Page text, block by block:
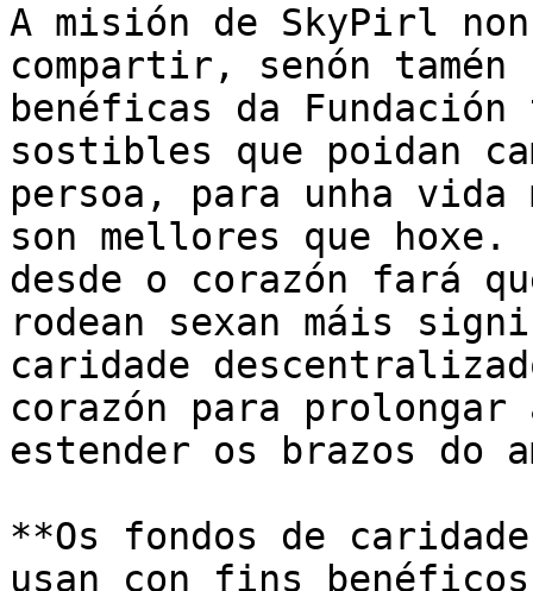
A misión de SkyPirl
compartir, senón
benéficas da
sostibles que poidan
persoa, para unha vida
son mellores que
desde o corazón fará
rodean sexan máis
caridade
corazón para prolongar
estender os brazos do
**Os fondos de
usan con fins